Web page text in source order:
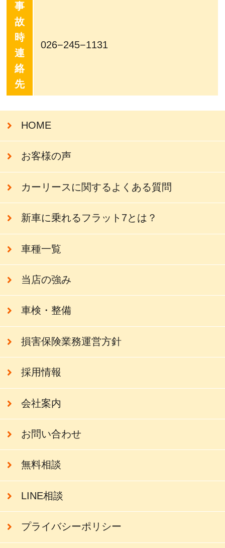
事
故
時
連
絡
先
026−245−1131
HOME
お客様の声
カーリースに関するよくある質問
新車に乗れるフラット7とは？
車種一覧
当店の強み
車検・整備
損害保険業務運営方針
採用情報
会社案内
お問い合わせ
無料相談
LINE相談
プライバシーポリシー